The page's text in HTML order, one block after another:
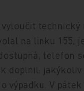
na linku 155,
telefon
doplnil, jakýkoliv
V pátek